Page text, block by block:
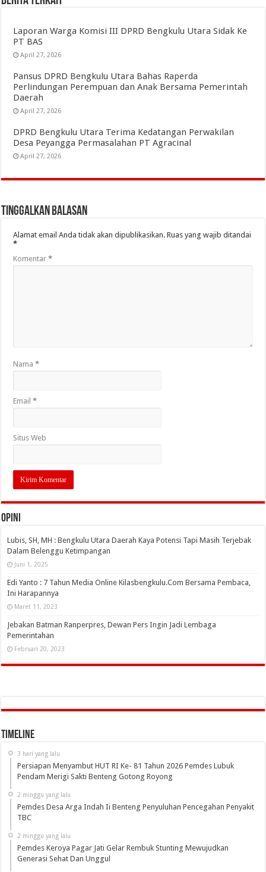
Laporan Warga Komisi III DPRD Bengkulu Utara Sidak Ke
PT BAS
April 27, 2026
Pansus DPRD Bengkulu Utara Bahas Raperda
Perlindungan Perempuan dan Anak Bersama Pemerintah
Daerah
April 27, 2026
DPRD Bengkulu Utara Terima Kedatangan Perwakilan
Desa Peyangga Permasalahan PT Agracinal
April 27, 2026
Tinggalkan Balasan
Alamat email Anda tidak akan dipublikasikan. Ruas yang wajib ditandai
*
Komentar*
Nama*
Email*
Situs Web
OPINI
Lubis, SH, MH : Bengkulu Utara Daerah Kaya Potensi Tapi Masih Terjebak
Dalam Belenggu Ketimpangan
Juni 1, 2025
Edi Yanto : 7 Tahun Media Online Kilasbengkulu.Com Bersama Pembaca,
Ini Harapannya
Maret 11, 2023
Jebakan Batman Ranperpres, Dewan Pers Ingin Jadi Lembaga
Pemerintahan
Februari 20, 2023
Timeline
3 hari yang lalu
Persiapan Menyambut HUT RI Ke- 81 Tahun 2026 Pemdes Lubuk
Pendam Merigi Sakti Benteng Gotong Royong
2 minggu yang lalu
Pemdes Desa Arga Indah Ii Benteng Penyuluhan Pencegahan Penyakit
TBC
2 minggu yang lalu
Pemdes Keroya Pagar Jati Gelar Rembuk Stunting Mewujudkan
Generasi Sehat Dan Unggul